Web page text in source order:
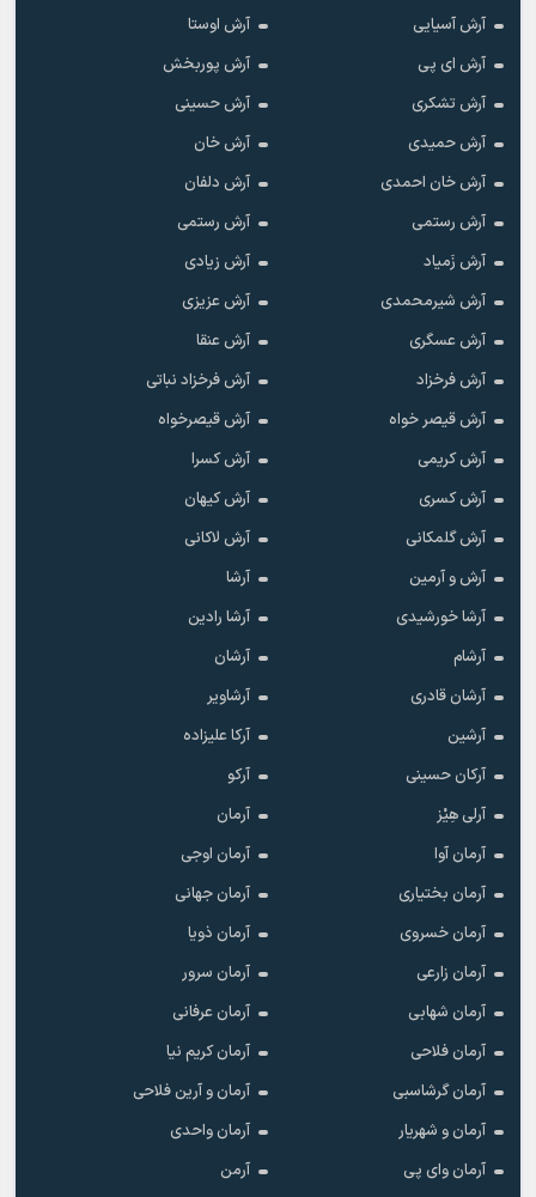
آرش آسیایی
آرش اوستا
آرش ای پی
آرش پوربخش
آرش تشکری
آرش حسینی
آرش حمیدی
آرش خان
آرش خان احمدی
آرش دلفان
آرش رستمى
آرش رستمی
آرش زَمیاد
آرش زیادی
آرش شیرمحمدی
آرش عزیزی
آرش عسگری
آرش عنقا
آرش فرخزاد
آرش فرخزاد نباتی
آرش قیصر خواه
آرش قیصرخواه
آرش کریمی
آرش کسرا
آرش کسری
آرش کیهان
آرش گلمکانی
آرش لاکانی
آرش و آرمین
آرشا
آرشا خورشیدی
آرشا رادین
آرشام
آرشان
آرشان قادری
آرشاویر
آرشین
آرکا علیزاده
آرکان حسینی
آرکو
آرلی هِیْز
آرمان
آرمان آوا
آرمان اوجی
آرمان بختیاری
آرمان جهانی
آرمان خسروی
آرمان ذویا
آرمان زارعی
آرمان سرور
آرمان شهابی
آرمان عرفانی
آرمان فلاحی
آرمان کریم نیا
آرمان گرشاسبی
آرمان و آرین فلاحی
آرمان و شهریار
آرمان واحدی
آرمان وای پی
آرمن